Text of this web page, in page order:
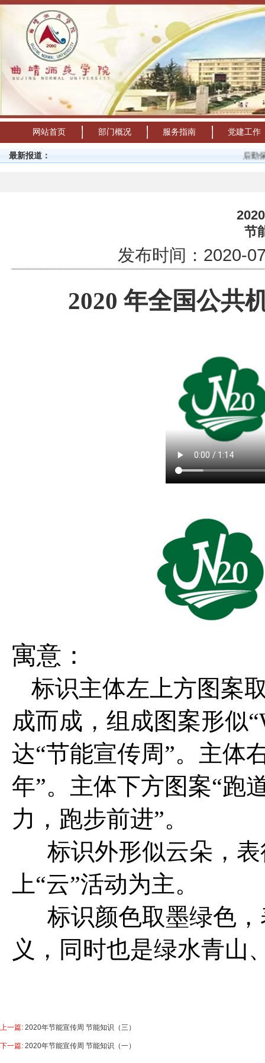
网站首页 部门概况 服务指南 党建工作
最新报道： 后勤保
节
发布时间：2020-
2020 年全国公共
寓意：
标识主体左上方图案
成而成，组成图案形似“
达“节能宣传周”。主体
年”。主体下方图案“跑
力，跑步前进”。
标识外形似云朵 ， 表
上“云”活动为主。
标识颜色取墨绿色 ，
义 ， 同时也是绿水青山
上一篇: 2020年节能宣传周 节能知识（三）
下一篇: 2020年节能宣传周 节能知识（一）